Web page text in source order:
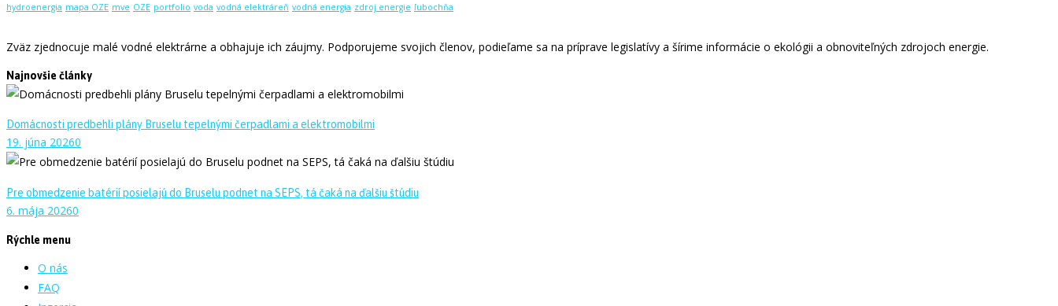
hydroenergia mapa OZE mve OZE portfolio voda vodná elektráreň vodná energia zdroj energie ľubochňa
Zväz zjednocuje malé vodné elektrárne a obhajuje ich záujmy. Podporujeme svojich členov, podieľame sa na príprave legislatívy a šírime informácie o ekológii a obnoviteľných zdrojoch energie.
Najnovšie články
Domácnosti predbehli plány Bruselu tepelnými čerpadlami a elektromobilmi
19. júna 20260
Pre obmedzenie batérií posielajú do Bruselu podnet na SEPS, tá čaká na ďalšiu štúdiu
6. mája 20260
Rýchle menu
O nás
FAQ